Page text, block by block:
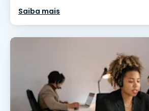
Saiba mais